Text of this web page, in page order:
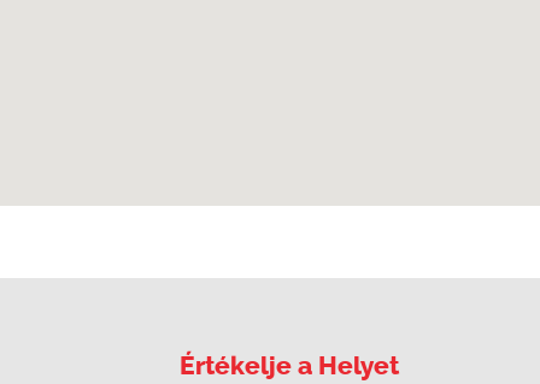
Értékelje a Helyet